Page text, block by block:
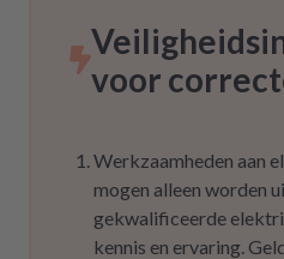
voor
Werkzaamheden aan
mogen alleen worden
gekwalificeerde
kennis en ervaring.